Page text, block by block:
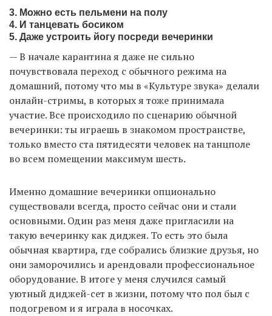
3. Можно есть пельмени на полу
4. И танцевать босиком
5. Даже устроить йогу посреди вечеринки
— В начале карантина я даже не сильно
почувствовала переход с обычного режима на
домашний, потому что мы в «Культуре звука» делали
онлайн-стримы, в которых я тоже принимала
участие. Все происходило по сценарию обычной
вечеринки: ты играешь в знакомом пространстве,
только вместо ста пятидесяти человек на танцполе
во всем помещении максимум шесть.
Именно домашние вечеринки опционально
существовали всегда, просто сейчас они и стали
основными. Один раз меня даже пригласили на
такую вечеринку как диджея. То есть это была
обычная квартира, где собрались близкие друзья, но
они заморочились и арендовали профессиональное
оборудование. В итоге у меня случился самый
уютный диджей-сет в жизни, потому что пол был с
подогревом и я играла в носочках.